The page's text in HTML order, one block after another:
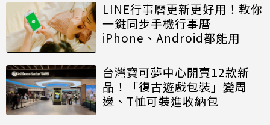
LINE行事曆更新更好用！教你
一鍵同步手機行事曆
iPhone、Android都能用
台灣寶可夢中心開賣12款新
品！「復古遊戲包裝」變周
邊、T恤可裝進收納包